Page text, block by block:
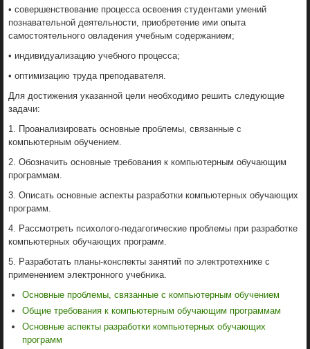
• совершенствование процесса освоения студентами умений
познавательной деятельности, приобретение ими опыта
самостоятельного овладения учебным содержанием;
• индивидуализацию учебного процесса;
• оптимизацию труда преподавателя.
Для достижения указанной цели необходимо решить следующие
задачи:
1. Проанализировать основные проблемы, связанные с
компьютерным обучением.
2. Обозначить основные требования к компьютерным обучающим
программам.
3. Описать основные аспекты разработки компьютерных обучающих
программ.
4. Рассмотреть психолого-педагогические проблемы при разработке
компьютерных обучающих программ.
5. Разработать планы-конспекты занятий по электротехнике с
применением электронного учебника.
Основные проблемы, связанные с компьютерным обучением
Общие требования к компьютерным обучающим программам
Основные аспекты разработки компьютерных обучающих
программ